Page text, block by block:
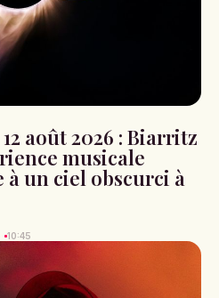
août 2026 : Biarritz
musicale
à un ciel obscurci à
10:45